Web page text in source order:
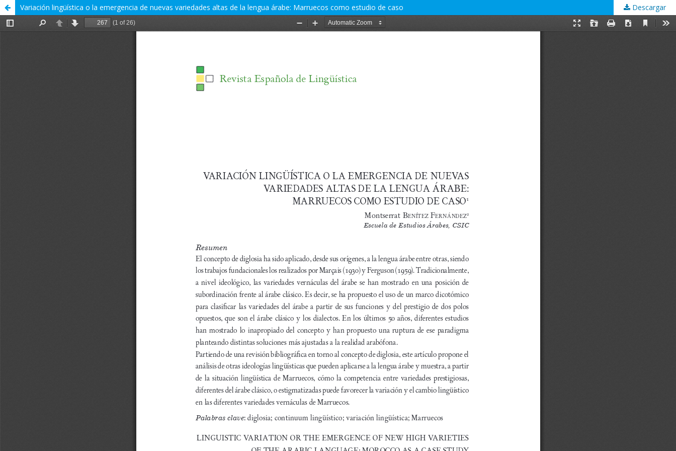
Variación lingüística o la emergencia de nuevas variedades altas de la lengua árabe: Marruecos como estudio de caso Descargar